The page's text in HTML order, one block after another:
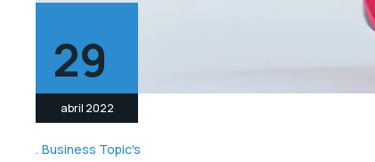
29
abril 2022
Business Topic's